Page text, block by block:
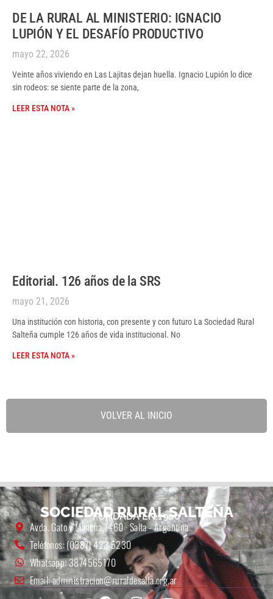
DE LA RURAL AL MINISTERIO: IGNACIO
LUPIÓN Y EL DESAFÍO PRODUCTIVO
mayo 22, 2026
Veinte años viviendo en Las Lajitas dejan huella. Ignacio Lupión lo dice
sin rodeos: se siente parte de la zona,
LEER ESTA NOTA »
Editorial. 126 años de la SRS
mayo 21, 2026
Una institución con historia, con presente y con futuro La Sociedad Rural
Salteña cumple 126 años de vida institucional. No
LEER ESTA NOTA »
VOLVER AL INICIO
SOCIEDAD RURAL SALTEÑA
FUNDADA EN 1900
Avda. Gato y Mancha 1460 · Salta - Argentina
Teléfonos: (0387) 423 5230
Whatsapp: 3874565170
Email: administracion@ruraldesalta.org.ar